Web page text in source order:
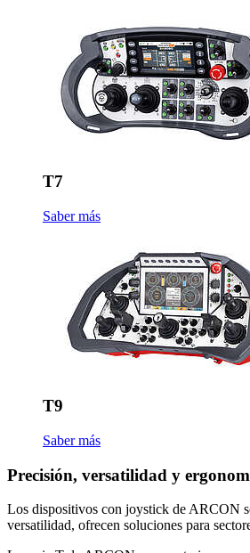
T7
Saber más
T9
Saber más
Precisión, versatilidad y
Los dispositivos con joystick de ARCON
versatilidad, ofrecen soluciones para